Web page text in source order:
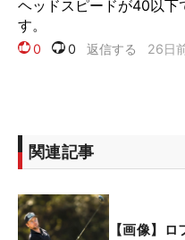
関連記事
【画像】